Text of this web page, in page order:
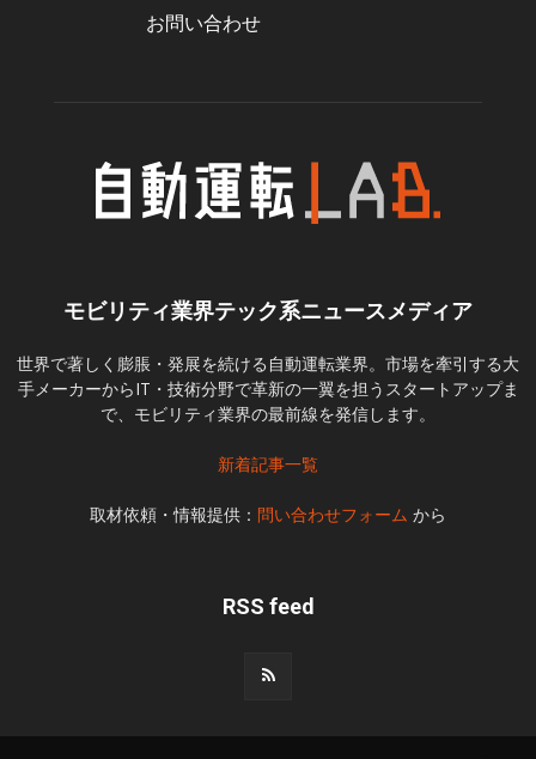
お問い合わせ
モビリティ業界テック系ニュースメディア
世界で著しく膨脹・発展を続ける自動運転業界。市場を牽引する大
手メーカーからIT・技術分野で革新の一翼を担うスタートアップま
で、モビリティ業界の最前線を発信します。
新着記事一覧
取材依頼・情報提供： 問い合わせフォーム から
RSS feed